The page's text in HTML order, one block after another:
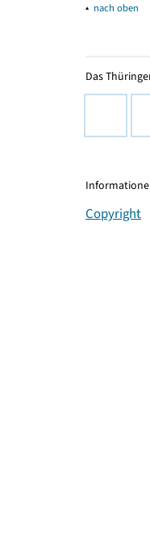
▴ nach oben
Das
Copyright